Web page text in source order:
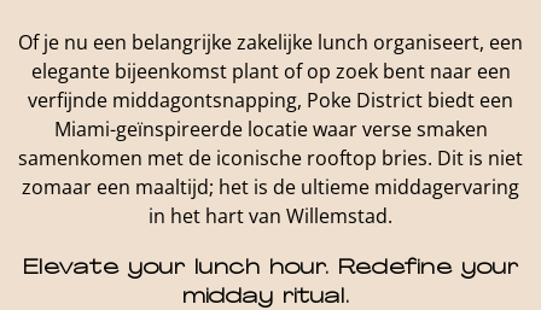
Of je nu een belangrijke zakelijke lunch organiseert, een
elegante bijeenkomst plant of op zoek bent naar een
verfijnde middagontsnapping, Poke District biedt een
Miami-geïnspireerde locatie waar verse smaken
samenkomen met de iconische rooftop bries. Dit is niet
zomaar een maaltijd; het is de ultieme middagervaring
in het hart van Willemstad.
Elevate your lunch hour. Redefine your
midday ritual.